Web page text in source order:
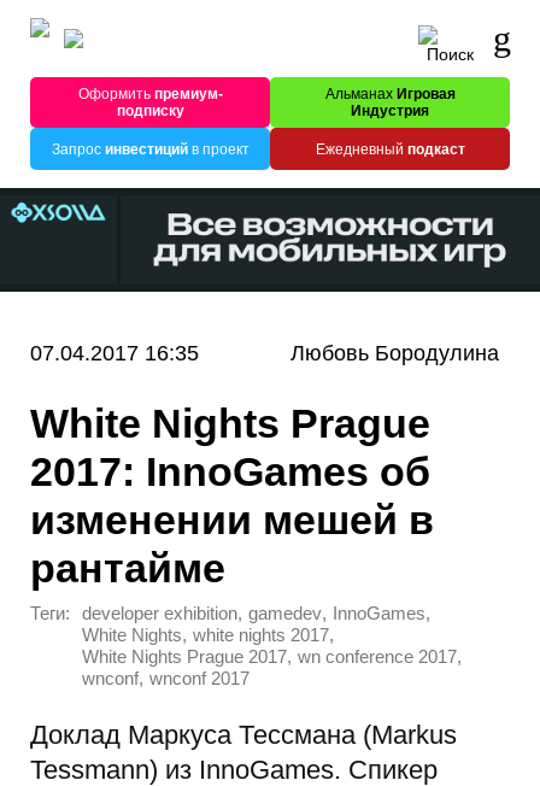
Оформитьпремиум-
подписку
Альманах Игровая
Индустрия
Запрос инвестицийв проект Ежедневный подкаст
07.04.2017 16:35 Любовь Бородулина
White Nights Prague
2017: InnoGames об
изменении мешей в
рантайме
Теги: developer exhibition, gamedev, InnoGames,
White Nights, white nights 2017,
White Nights Prague 2017, wn conference 2017,
wnconf, wnconf 2017
Доклад Маркуса Тессмана (Markus
Tessmann) из InnoGames. Спикер